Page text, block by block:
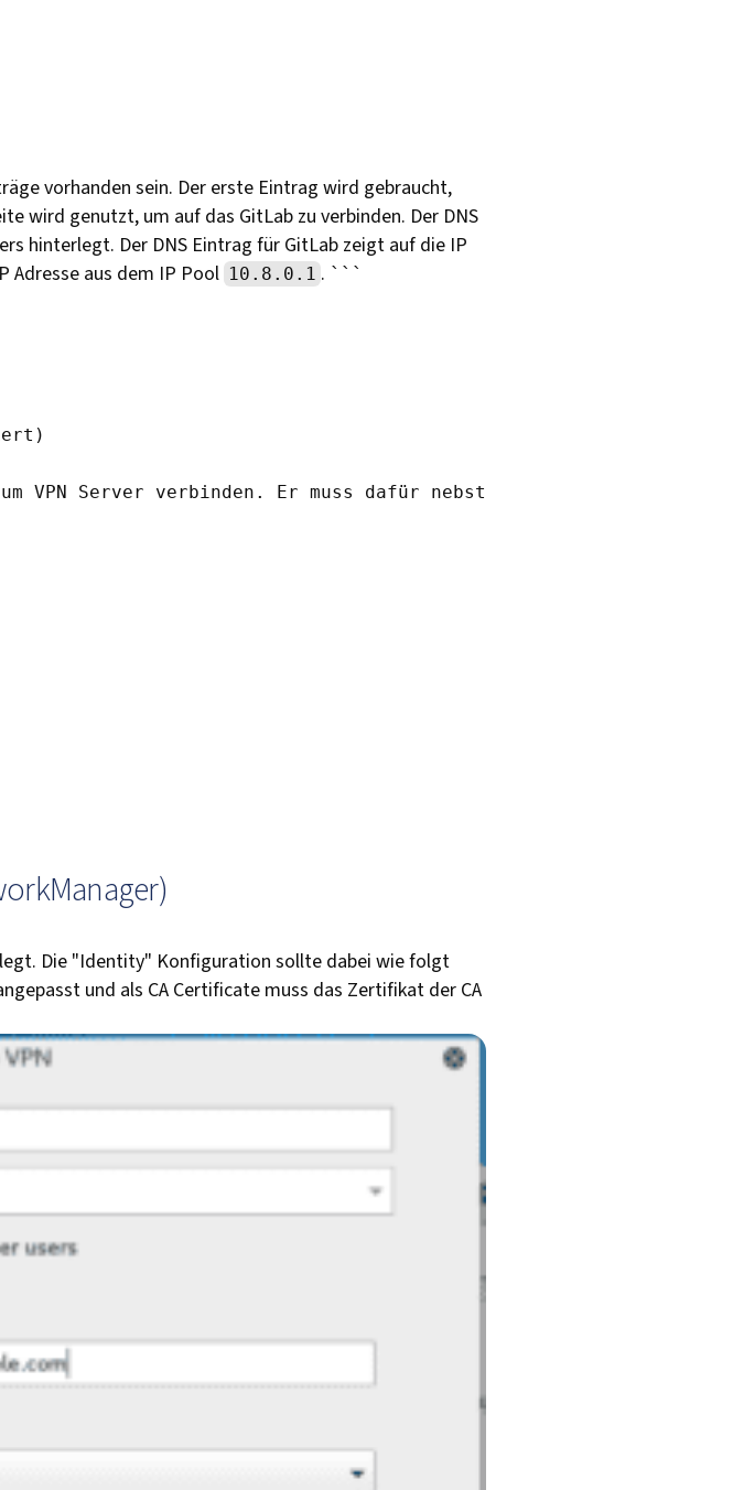
vorhanden sein. Der erste Eintrag wird gebraucht,
wird genutzt, um auf das GitLab zu verbinden. Der DNS
hinterlegt. Der DNS Eintrag für GitLab zeigt auf die IP
Adresse aus dem IP Pool 10.8.0.1 . ```
VPN Server verbinden. Er muss dafür nebst der
Die "Identity" Konfiguration sollte dabei wie folgt
und als CA Certificate muss das Zertifikat der CA